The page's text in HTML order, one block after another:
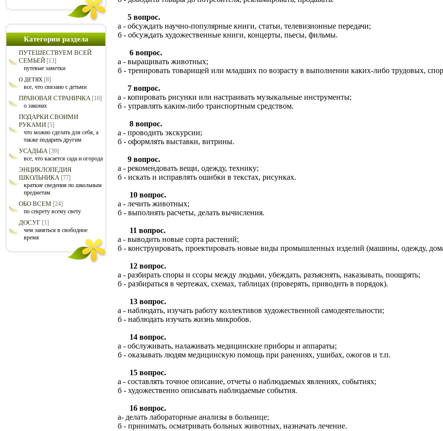
Категории раздела
ПУТЕШЕСТВУЕМ ВСЕЙ
СЕМЬЕЙ [13]
путевые заметки
О ДЕТЯХ [8]
все, что связано с детьми
ПРАВОВАЯ СТРАНИЧКА [10]
о законах
ПОДАРКИ СВОИМИ
РУКАМИ [5]
что можно сделать для себя, а
также подарить другим
УСАДЬБА [39]
все, что касается сада и огорода
ЭНЦИКЛОПЕДИЯ
ШКОЛЬНИКА [77]
краткие сведения по школьным
предметам
ОБО ВСЕМ [24]
по секрету всему свету
ДОСУГ [1]
чем заняться в свободное
время
5 вопрос.
а - обсуждать научно-популярные книги, статьи, телевизионные передачи;
б - обсуждать художественные книги, концерты, пьесы, фильмы.
6 вопрос.
а - выращивать животных;
б - тренировать товарищей или младших по возрасту в выполнении каких-либо трудовых,
7 вопрос.
а - копировать рисунки или настраивать музыкальные инструменты;
б - управлять каким-либо транспортным средством.
8 вопрос.
а - проводить экскурсии;
б - оформлять выставки, витрины.
9 вопрос.
а - рекомендовать вещи, одежду, технику;
б - искать и исправлять ошибки в текстах, рисунках.
10 вопрос.
а - лечить животных;
б - выполнять расчеты, делать вычисления.
11 вопрос.
а - выводить новые сорта растений;
б - конструировать, проектировать новые виды промышленных изделий (машины, одежду,
12 вопрос.
а - разбирать споры и ссоры между людьми, убеждать, разъяснять, наказывать, поощрять;
б - разбираться в чертежах, схемах, таблицах (проверять, приводить в порядок).
13 вопрос.
а - наблюдать, изучать работу коллективов художественной самодеятельности;
б - наблюдать изучать жизнь микробов.
14 вопрос.
а - обслуживать, налаживать медицинские приборы и аппараты;
б - оказывать людям медицинскую помощь при ранениях, ушибах, ожогов и т.п.
15 вопрос.
а - составлять точное описание, отчеты о наблюдаемых явлениях, событиях;
б - художественно описывать наблюдаемые события.
16 вопрос.
а- делать лабораторные анализы в больнице;
б - принимать, осматривать больных животных, назначать лечение.